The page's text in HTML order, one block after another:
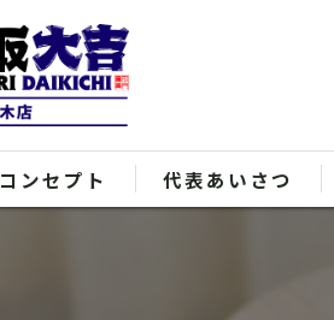
コンセプト 代表あいさつ